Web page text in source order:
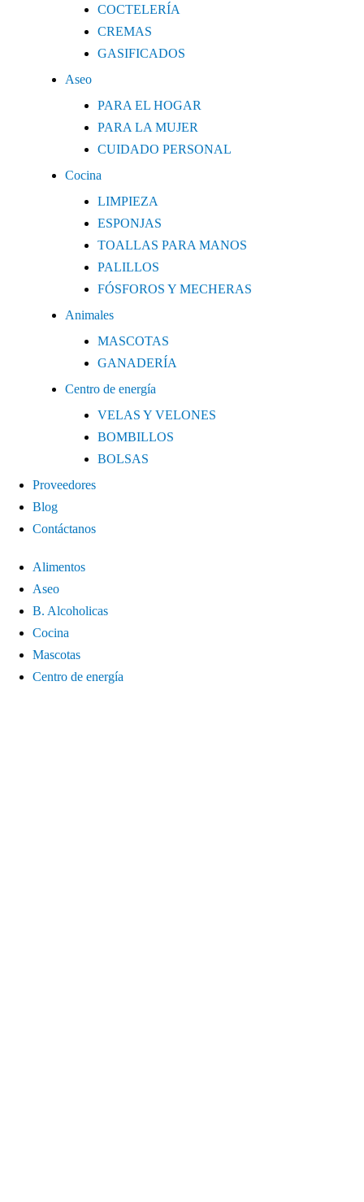
COCTELERÍA
CREMAS
GASIFICADOS
Aseo
PARA EL HOGAR
PARA LA MUJER
CUIDADO PERSONAL
Cocina
LIMPIEZA
ESPONJAS
TOALLAS PARA MANOS
PALILLOS
FÓSFOROS Y MECHERAS
Animales
MASCOTAS
GANADERÍA
Centro de energía
VELAS Y VELONES
BOMBILLOS
BOLSAS
Proveedores
Blog
Contáctanos
Alimentos
Aseo
B. Alcoholicas
Cocina
Mascotas
Centro de energía